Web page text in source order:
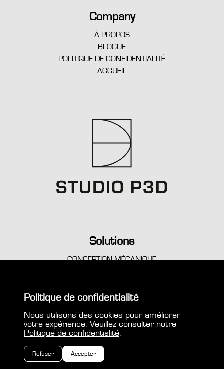
Company
À PROPOS
BLOGUE
POLITIQUE DE CONFIDENTIALITÉ
ACCUEIL
Solutions
CONCEPTION MÉCANIQUE
IMPRESSION 3D PROFESSIONNELLE
Politique de confidentialité
Nous utilisons des cookies pour améliorer
votre expérience. Veuillez consulter notre
Politique de confidentialité.
Refuser Accepter